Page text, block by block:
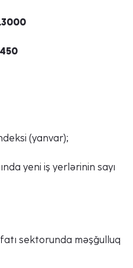
(yanvar);
yeni iş yerlərinin sayı
sektorunda məşğulluq